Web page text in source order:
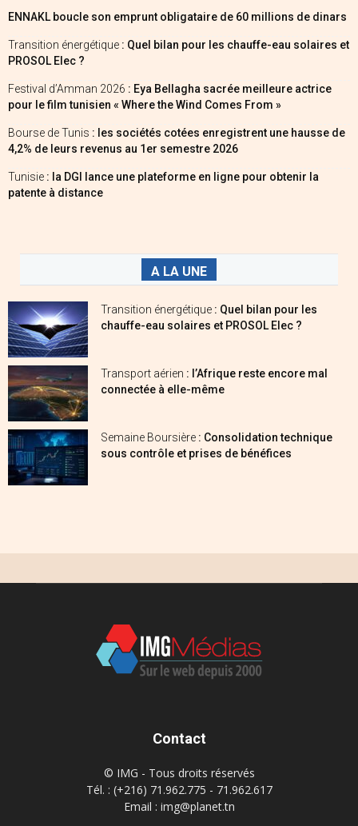
ENNAKL boucle son emprunt obligataire de 60 millions de dinars
Transition énergétique : Quel bilan pour les chauffe-eau solaires et
PROSOL Elec ?
Festival d’Amman 2026 : Eya Bellagha sacrée meilleure actrice
pour le film tunisien « Where the Wind Comes From »
Bourse de Tunis : les sociétés cotées enregistrent une hausse de
4,2% de leurs revenus au 1er semestre 2026
Tunisie : la DGI lance une plateforme en ligne pour obtenir la
patente à distance
A LA UNE
Transition énergétique : Quel bilan pour les
chauffe-eau solaires et PROSOL Elec ?
Transport aérien : l’Afrique reste encore mal
connectée à elle-même
Semaine Boursière : Consolidation technique
sous contrôle et prises de bénéfices
Contact
© IMG - Tous droits réservés
Tél. : (+216) 71.962.775 - 71.962.617
Email : img@planet.tn